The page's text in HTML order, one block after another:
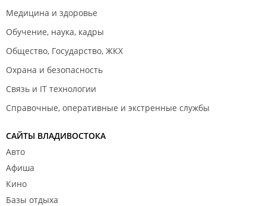
Медицина и здоровье
Обучение, наука, кадры
Общество, Государство, ЖКХ
Охрана и безопасность
Связь и IT технологии
Справочные, оперативные и экстренные службы
САЙТЫ ВЛАДИВОСТОКА
Авто
Афиша
Кино
Базы отдыха